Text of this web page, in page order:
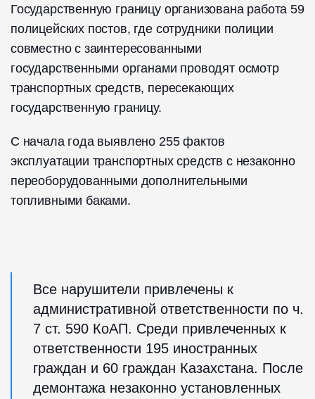
Государственную границу организована работа 59
полицейских постов, где сотрудники полиции
совместно с заинтересованными
государственными органами проводят осмотр
транспортных средств, пересекающих
государственную границу.
С начала года выявлено 255 фактов
эксплуатации транспортных средств с незаконно
переоборудованными дополнительными
топливными баками.
Все нарушители привлечены к
административной ответственности по ч.
7 ст. 590 КоАП. Среди привлеченных к
ответственности 195 иностранных
граждан и 60 граждан Казахстана. После
демонтажа незаконно установленных